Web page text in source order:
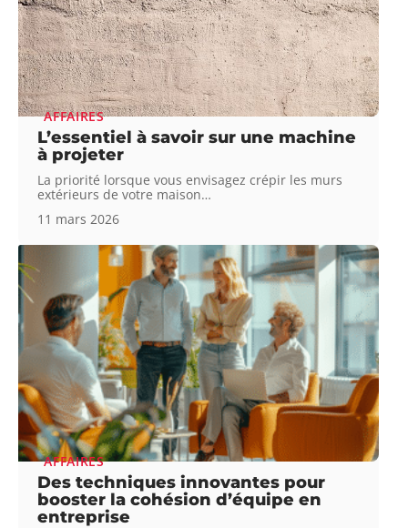
AFFAIRES
L’essentiel à savoir sur une machine
à projeter
La priorité lorsque vous envisagez crépir les murs
extérieurs de votre maison…
11 mars 2026
AFFAIRES
Des techniques innovantes pour
booster la cohésion d’équipe en
entreprise